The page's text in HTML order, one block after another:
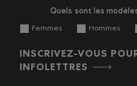
Quels sont les
Femmes Hommes
INSCRIVEZ-VOUS
INFOLETTRES